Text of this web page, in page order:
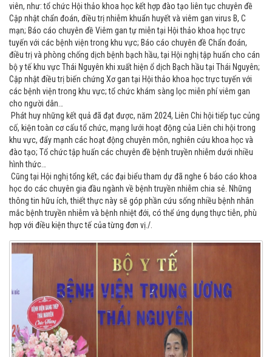
viên, như: tổ chức Hội thảo khoa học kết hợp đào tạo liên tục chuyên đề
Cập nhật chẩn đoán, điều trị nhiễm khuẩn huyết và viêm gan virus B, C
mạn; Báo cáo chuyên đề Viêm gan tự miễn tại Hội thảo khoa học trực
tuyến với các bệnh viện trong khu vực; Báo cáo chuyên đề Chẩn đoán,
điều trị và phòng chống dịch bệnh bạch hầu, tại Hội nghị tập huấn cho cán
bộ y tế khu vực Thái Nguyên khi xuất hiện ổ dịch Bạch hầu tại Thái Nguyên;
Cập nhật điều trị biến chứng Xơ gan tại Hội thảo khoa học trực tuyến với
các bệnh viện trong khu vực; tổ chức khám sàng lọc miễn phí viêm gan
cho người dân…
Phát huy những kết quả đã đạt được, năm 2024, Liên Chi hội tiếp tục củng
cố, kiện toàn cơ cấu tổ chức, mạng lưới hoạt động của Liên chi hội trong
khu vực, đẩy mạnh các hoạt động chuyên môn, nghiên cứu khoa học và
đào tạo; Tổ chức tập huấn các chuyên đề bệnh truyền nhiễm dưới nhiều
hình thức…
Cũng tại Hội nghị tổng kết, các đại biểu tham dự đã nghe 6 báo cáo khoa
học do các chuyên gia đầu ngành về bệnh truyền nhiễm chia sẻ. Những
thông tin hữu ích, thiết thực này sẽ góp phần cứu sống nhiều bệnh nhân
mắc bệnh truyền nhiễm và bệnh nhiệt đới, có thể ứng dụng thực tiễn, phù
hợp với điều kiện thực tế của từng đơn vị./.